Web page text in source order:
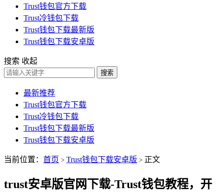
Trust钱包官方下载
Trust冷钱包下载
Trust钱包下载最新版
Trust钱包下载安卓版
搜索 收起
搜索
最新推荐
Trust钱包官方下载
Trust冷钱包下载
Trust钱包下载最新版
Trust钱包下载安卓版
当前位置： 首页 > Trust钱包下载安卓版 > 正文
trust安卓版官网下载-Trust钱包教程，开